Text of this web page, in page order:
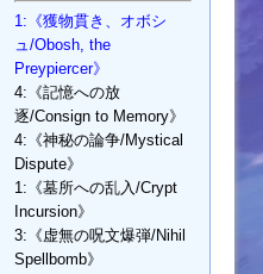
1:《獲物貫き、オボシ
ュ/Obosh, the
Preypiercer》
4:《記憶への放
逐/Consign to Memory》
4:《神秘の論争/Mystical
Dispute》
1:《墓所への乱入/Crypt
Incursion》
3:《虚無の呪文爆弾/Nihil
Spellbomb》